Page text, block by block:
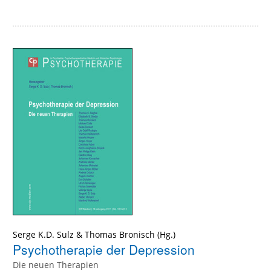
Serge K.D. Sulz & Thomas Bronisch (Hg.)
Psychotherapie der Depression
Die neuen Therapien